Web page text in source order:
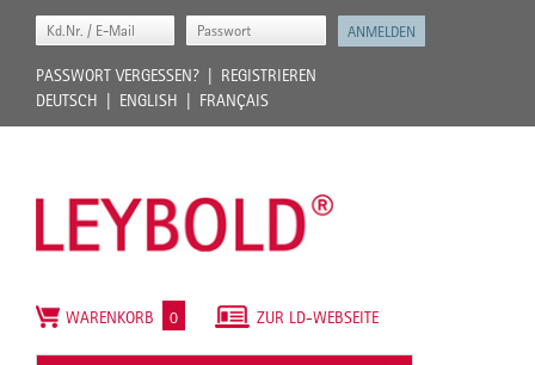
PASSWORT VERGESSEN?
REGISTRIEREN
DEUTSCH
ENGLISH FRANÇAIS
ZUR LD-WEBSEITE
WARENKORB 0